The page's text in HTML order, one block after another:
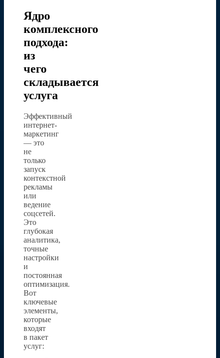
Ядро
комплексного
подхода:
из
чего
складывается
услуга
Эффективный
интернет-
маркетинг
— это
не
только
запуск
контекстной
рекламы
или
ведение
соцсетей.
Это
глубокая
аналитика,
точные
настройки
и
постоянная
оптимизация.
Вот
ключевые
элементы,
которые
входят
в пакет
услуг: